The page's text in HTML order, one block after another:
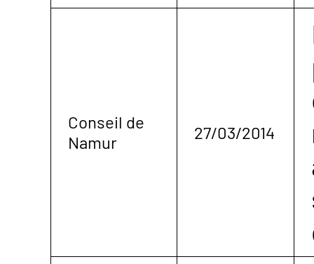
Conseil de
Namur
27/03/2014